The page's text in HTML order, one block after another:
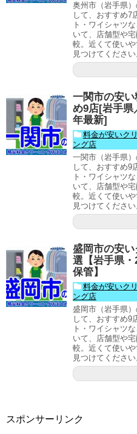
奥州市（岩手県
して、おすすめ7
ト・ワイシャツ
いて、店舗型や
較。近くて使い
見つけてください
一関市の安
め9店[岩手県
年最新]
料金が安いク
ング店
一関市（岩手県
して、おすすめ9
ト・ワイシャツ
いて、店舗型や
較。近くて使い
見つけてください
盛岡市の安
選【岩手県・
保管】
料金が安いク
ング店
盛岡市（岩手県
して、おすすめ9
ト・ワイシャツ
いて、店舗型や
較。近くて使い
見つけてください
スポンサーリンク